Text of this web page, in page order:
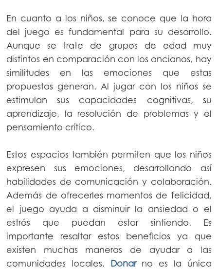
En cuanto a los niños, se conoce que la hora
del juego es fundamental para su desarrollo.
Aunque se trate de grupos de edad muy
distintos en comparación con los ancianos, hay
similitudes en las emociones que estas
propuestas generan. Al jugar con los niños se
estimulan sus capacidades cognitivas, su
aprendizaje, la resolución de problemas y el
pensamiento crítico.
Estos espacios también permiten que los niños
expresen sus emociones, desarrollando así
habilidades de comunicación y colaboración.
Además de ofrecerles momentos de felicidad,
el juego ayuda a disminuir la ansiedad o el
estrés que puedan estar sintiendo. Es
importante resaltar estos beneficios ya que
existen muchas maneras de ayudar a las
comunidades locales. Donarno es la única